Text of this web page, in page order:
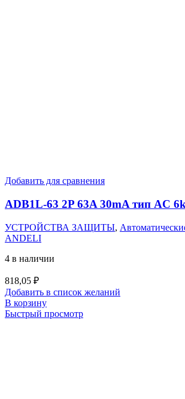
Добавить для сравнения
ADB1L-63 2P 63A 30mA тип AC
УСТРОЙСТВА ЗАЩИТЫ,
ANDELI
4 в наличии
818,05 ₽
Добавить в список желаний
В корзину
Быстрый просмотр